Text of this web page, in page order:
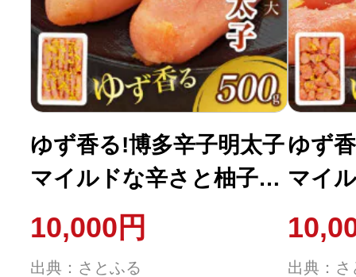
ゆず香る!博多辛子明太子
マイルドな辛さと柚子皮
のさわやかさ 訳あり
【切大】500g 切子
10,000円
出典：さとふる
ゆず
マイ
のさ
【一
出典：さ